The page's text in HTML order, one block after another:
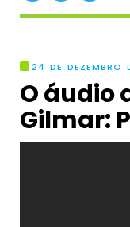
24 DE DEZEMBRO
O áudio
Gilmar: